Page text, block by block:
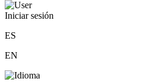
Iniciar sesión
ES
EN